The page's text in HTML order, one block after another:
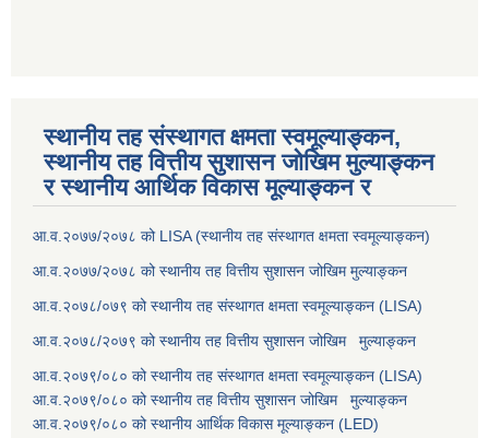
स्थानीय तह संस्थागत क्षमता स्वमूल्याङ्कन,
स्थानीय तह वित्तीय सुशासन जोखिम मुल्याङ्कन
र स्थानीय आर्थिक विकास मूल्याङ्कन र
आ.व.२०७७/२०७८ को LISA (स्थानीय तह संस्थागत क्षमता स्वमूल्याङ्कन)
आ.व.२०७७/२०७८ को स्थानीय तह वित्तीय सुशासन जोखिम मुल्याङ्कन
आ.व.२०७८/०७९ को स्थानीय तह संस्थागत क्षमता स्वमूल्याङ्कन (LISA)
आ.व.२०७८/२०७९ को स्थानीय तह वित्तीय सुशासन जोखिम मुल्याङ्कन
आ.व.२०७९/०८० को स्थानीय तह संस्थागत क्षमता स्वमूल्याङ्कन (LISA)
आ.व.२०७९/०८० को स्थानीय तह वित्तीय सुशासन जोखिम मुल्याङ्कन
आ.व.२०७९/०८० को स्थानीय आर्थिक विकास मूल्याङ्कन (LED)